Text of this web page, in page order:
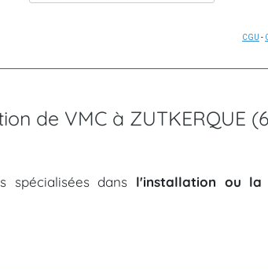
CGU -
de VMC à ZUTKERQUE
spécialisées dans l'installation ou la